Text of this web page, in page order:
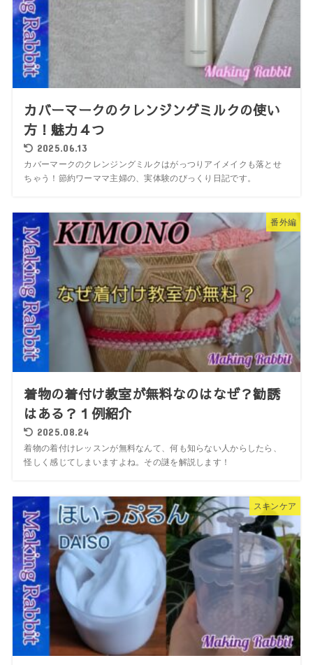
カバーマークのクレンジングミルクの使い
方！魅力４つ
2025.06.13
カバーマークのクレンジングミルクはがっつりアイメイクも落とせ
ちゃう！節約ワーママ主婦の、実体験のびっくり日記です。
番外編
着物の着付け教室が無料なのはなぜ？勧誘
はある？１例紹介
2025.08.24
着物の着付けレッスンが無料なんて、何も知らない人からしたら、
怪しく感じてしまいますよね。その謎を解説します！
スキンケア